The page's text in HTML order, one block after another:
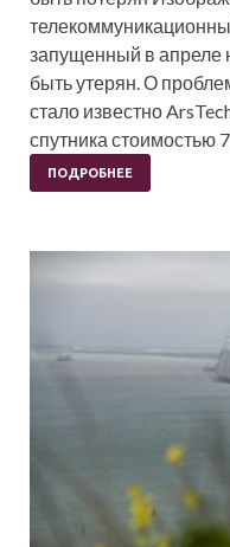
запущенный в апреле
быть утерян. О
стало известно
спутника стоимостью
ПОДРОБНЕЕ